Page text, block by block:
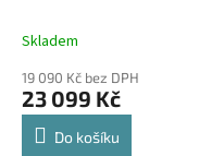
Skladem
19 090 Kč bez DPH
23 099 Kč
Do košíku